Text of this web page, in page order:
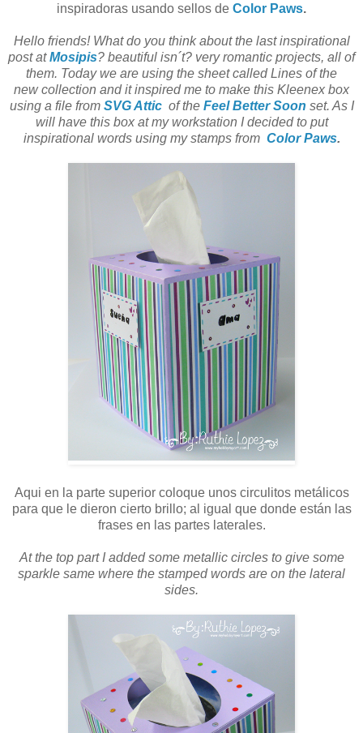
inspiradoras usando sellos de Color Paws.
Hello friends! What do you think about the last inspirational
post atMosipis? beautiful isn´t? very romantic projects, all of
them. Today we are using the sheet called Lines of the
new collection and it inspired me to make this Kleenex box
using a file from SVG Atticof the Feel Better Soon set. As I
will have this box at my workstation I decided to put
inspirational words using my stamps from Color Paws.
Aqui en la parte superior coloque unos circulitos metálicos
para que le dieron cierto brillo; al igual que donde están las
frases en las partes laterales.
At the top part I added some metallic circles to give some
sparkle same where the stamped words are on the lateral
sides.